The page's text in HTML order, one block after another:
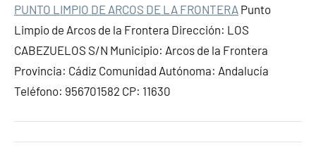
PUNTO LIMPIO DE ARCOS DE LA FRONTERA Punto
Limpio de Arcos de la Frontera Dirección: LOS
CABEZUELOS S/N Municipio: Arcos de la Frontera
Provincia: Cádiz Comunidad Autónoma: Andalucía
Teléfono: 956701582 CP: 11630